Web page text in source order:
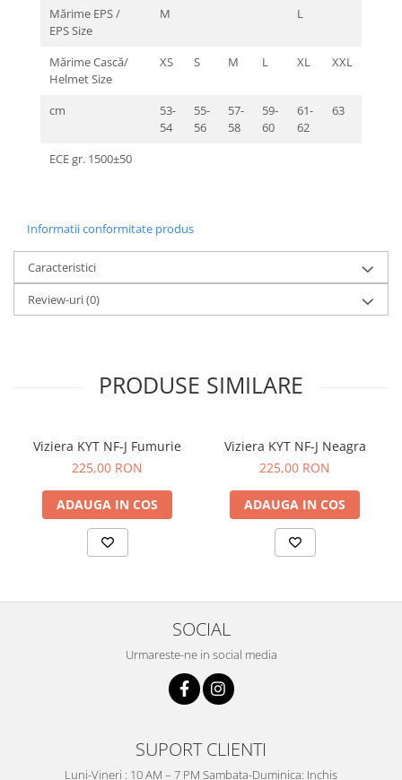
Mărime EPS /
EPS Size
M L
Mărime Cască/
Helmet Size
XS S M L XL XXL
cm
53-
54
55-
56
57-
58
59-
60
61-
62
63
ECE gr. 1500±50
Informatii conformitate produs
Caracteristici
Review-uri(0)
PRODUSE SIMILARE
Viziera KYT NF-J Fumurie
225,00 RON
ADAUGA IN COS
Viziera KYT NF-J Neagra
225,00 RON
ADAUGA IN COS
SOCIAL
Urmareste-ne in social media
SUPORT CLIENTI
Luni-Vineri : 10 AM – 7 PM Sambata-Duminica: Inchis